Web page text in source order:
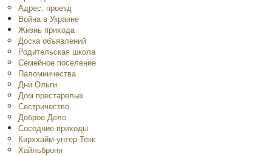
Адрес, проезд
Война в Украине
Жизнь прихода
Доска объявлений
Родительская школа
Семейное поселение
Паломничества
Дни Ольги
Дом престарелых
Сестричество
Доброе Дело
Соседние приходы
Кирххайм-унтер-Текк
Хайльбронн